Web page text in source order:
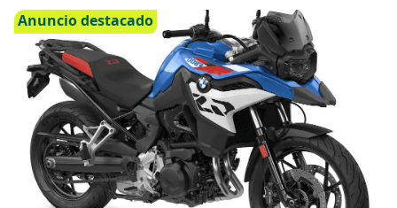
Anuncio destacado